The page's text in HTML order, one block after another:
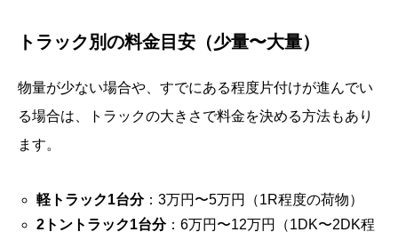
トラック別の料金目安（少量〜大量）
物量が少ない場合や、すでにある程度片付けが進んでい
る場合は、トラックの大きさで料金を決める方法もあり
ます。
軽トラック1台分：3万円〜5万円（1R程度の荷物）
2トントラック1台分：6万円〜12万円（1DK〜2DK程